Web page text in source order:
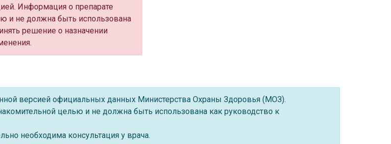
Информация о препарате
и не должна быть использована
решение о назначении
версией официальных данных Министерства Охраны Здоровья (МОЗ).
целью и не должна быть использована как руководство к
необходима консультация у врача.